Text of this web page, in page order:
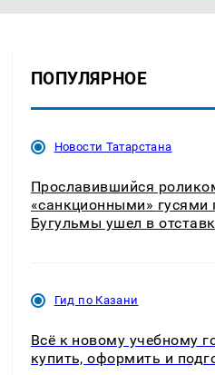
ПОПУЛЯРНОЕ
Новости Татарстана
Прославившийся
«санкционными» гусями
Бугульмы ушел в
Гид по Казани
Всё к новому учебному
купить, оформить и